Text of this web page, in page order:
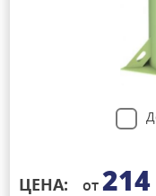
ЦЕНА: от